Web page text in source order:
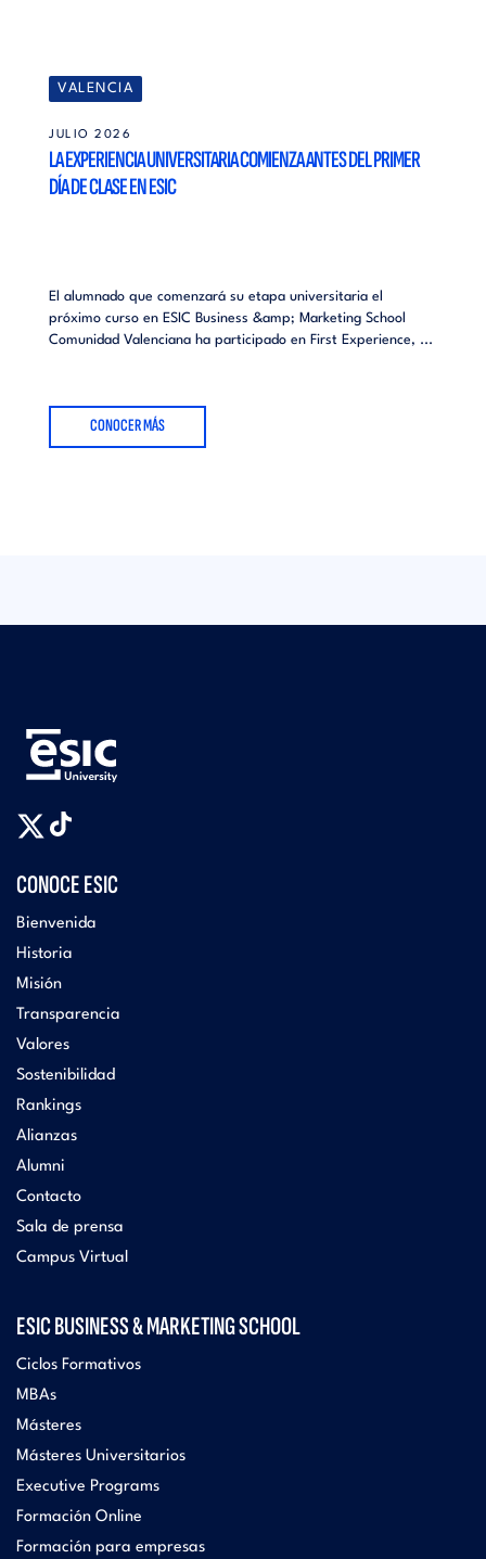
VALENCIA
JULIO 2026
LA EXPERIENCIA UNIVERSITARIA COMIENZA ANTES DEL PRIMER
DÍA DE CLASE EN ESIC
El alumnado que comenzará su etapa universitaria el
próximo curso en ESIC Business &amp; Marketing School
Comunidad Valenciana ha participado en First Experience, ...
CONOCER MÁS
CONOCE ESIC
Bienvenida
Historia
Misión
Transparencia
Valores
Sostenibilidad
Rankings
Alianzas
Alumni
Contacto
Sala de prensa
Campus Virtual
ESIC BUSINESS & MARKETING SCHOOL
Ciclos Formativos
MBAs
Másteres
Másteres Universitarios
Executive Programs
Formación Online
Formación para empresas